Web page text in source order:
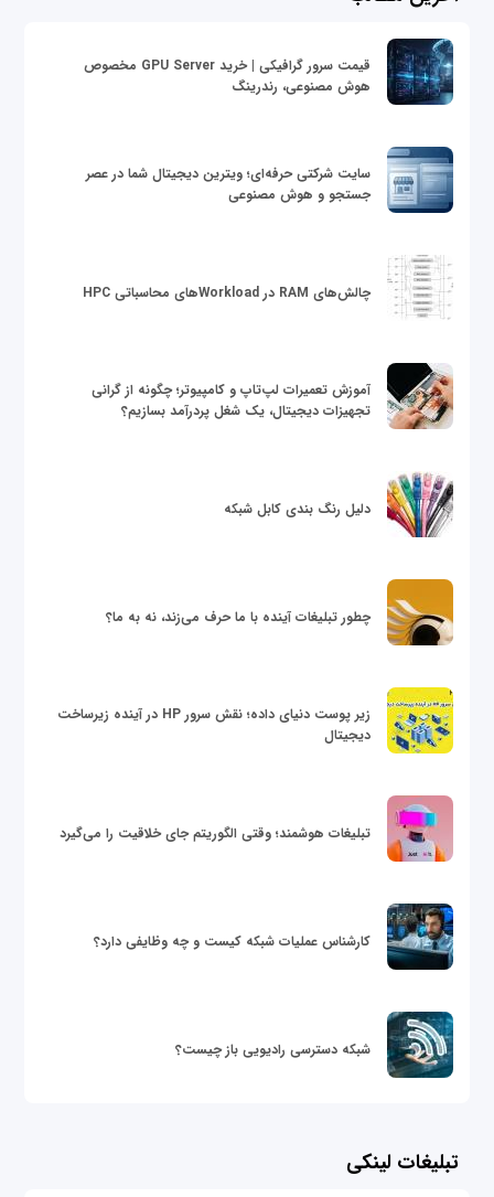
قیمت سرور گرافیکی | خرید GPU Server مخصوص
هوش مصنوعی، رندرینگ
سایت شرکتی حرفه‌ای؛ ویترین دیجیتال شما در عصر
جستجو و هوش مصنوعی
چالش‌های RAM در Workloadهای محاسباتی HPC
آموزش تعمیرات لپ‌تاپ و کامپیوتر؛ چگونه از گرانی
تجهیزات دیجیتال، یک شغل پردرآمد بسازیم؟
دلیل رنگ بندی کابل شبکه
چطور تبلیغات آینده با ما حرف می‌زند، نه به ما؟
زیر پوست دنیای داده؛ نقش سرور HP در آینده زیرساخت
دیجیتال
تبلیغات هوشمند؛ وقتی الگوریتم جای خلاقیت را می‌گیرد
کارشناس عملیات شبکه کیست و چه وظایفی دارد؟
شبکه دسترسی رادیویی باز چیست؟
تبلیغات لینکی